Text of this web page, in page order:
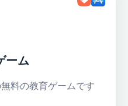
ーム
料の教育ゲームです